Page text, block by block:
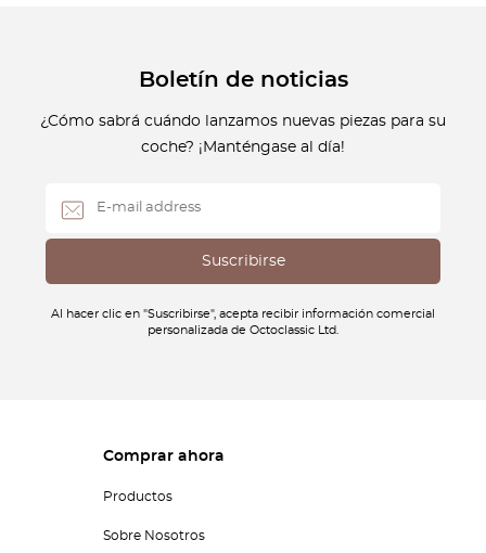
Boletín de noticias
¿Cómo sabrá cuándo lanzamos nuevas piezas para su
coche? ¡Manténgase al día!
Al hacer clic en "Suscribirse", acepta recibir información comercial
personalizada de Octoclassic Ltd.
Comprar ahora
Productos
Sobre Nosotros